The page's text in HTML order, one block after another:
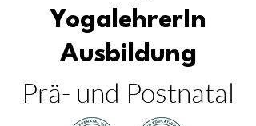
YogalehrerIn
Ausbildung
Prä- und Postnatal